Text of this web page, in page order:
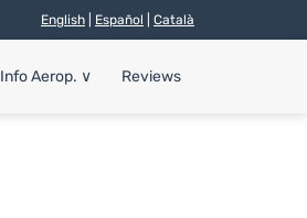
English Español Català
Info Aerop. ∨ Reviews